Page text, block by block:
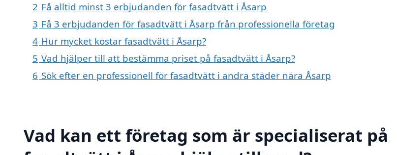
2 Få alltid minst 3 erbjudanden för fasadtvätt i Åsarp
3 Få 3 erbjudanden för fasadtvätt i Åsarp från professionella företag
4 Hur mycket kostar fasadtvätt i Åsarp?
5 Vad hjälper till att bestämma priset på fasadtvätt i Åsarp?
6 Sök efter en professionell för fasadtvätt i andra städer nära Åsarp
Vad kan ett företag som är specialiserat på